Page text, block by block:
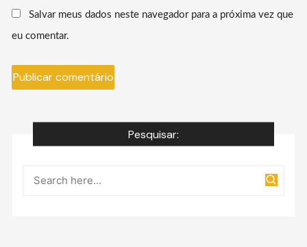
Salvar meus dados neste navegador para a próxima vez que
eu comentar.
Pesquisar: